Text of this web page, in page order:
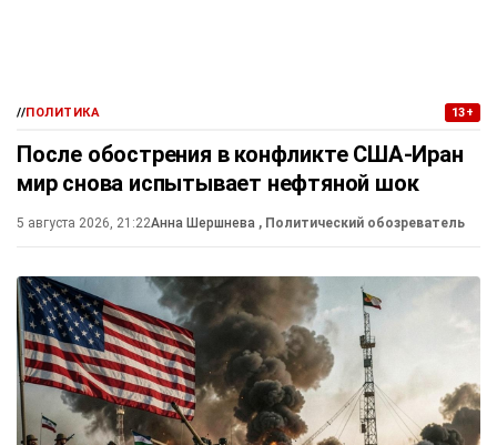
//ПОЛИТИКА 13+
После обострения в конфликте США-Иран
мир снова испытывает нефтяной шок
5 августа 2026, 21:22Анна Шершнева , Политический обозреватель